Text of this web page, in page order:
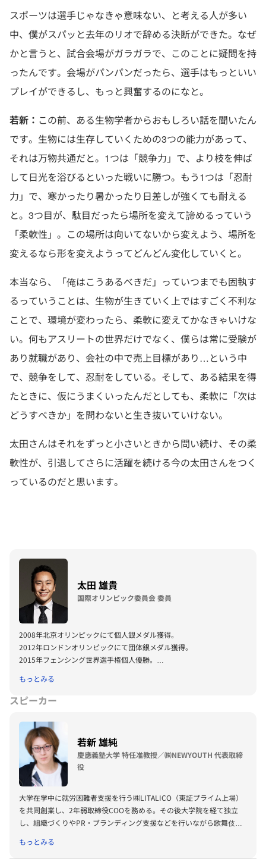
スポーツは選手じゃなきゃ意味ない、と考える人が多い
中、僕がスパッと去年のリオで辞める決断ができた。なぜ
かと言うと、試合会場がガラガラで、このことに疑問を持
ったんです。会場がパンパンだったら、選手はもっといい
プレイができるし、もっと興奮するのになと。
若新： この前、ある生物学者からおもしろい話を聞いたん
です。生物には生存していくための3つの能力があって、
それは万物共通だと。1つは「競争力」で、より枝を伸ば
して日光を浴びるといった戦いに勝つ。もう1つは「忍耐
力」で、寒かったり暑かったり日差しが強くても耐える
と。3つ目が、駄目だったら場所を変えて諦めるっていう
「柔軟性」。この場所は向いてないから変えよう、場所を
変えるなら形を変えようってどんどん変化していくと。
本当なら、「俺はこうあるべきだ」っていつまでも固執す
るっていうことは、生物が生きていく上ではすごく不利な
ことで、環境が変わったら、柔軟に変えてかなきゃいけな
い。何もアスリートの世界だけでなく、僕らは常に受験が
あり就職があり、会社の中で売上目標があり…という中
で、競争をして、忍耐をしている。そして、ある結果を得
たときに、仮にうまくいったんだとしても、柔軟に「次は
どうすべきか」を問わないと生き抜いていけない。
太田さんはそれをずっと小さいときから問い続け、その柔
軟性が、引退してさらに活躍を続ける今の太田さんをつく
っているのだと思います。
太田 雄貴
国際オリンピック委員会 委員
2008年北京オリンピックにて個人銀メダル獲得。
2012年ロンドンオリンピックにて団体銀メダル獲得。
2015年フェンシング世界選手権個人優勝。
2016年11月 国際フェンシング連盟 理事に就任。
2017年8月、日本フェンシング協会会長に就任。（2021/6/19退任）
任）
2021年8月、国際オリンピック委員会 アスリート委員に就任。
もっとみる
スピーカー
若新 雄純
慶應義塾大学 特任准教授／㈱NEWYOUTH 代表取締
役
大学在学中に就労困難者支援を行う㈱LITALICO（東証プライム上場）
を共同創業し、2年弱取締役COOを務める。その後大学院を経て独立
し、組織づくりやPR・ブランディング支援などを行いながら歌舞伎町
ス会社を経営しながら、大学ではコミュニケーションデザインの研究ラ
もっとみる